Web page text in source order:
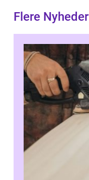
Flere Nyheder